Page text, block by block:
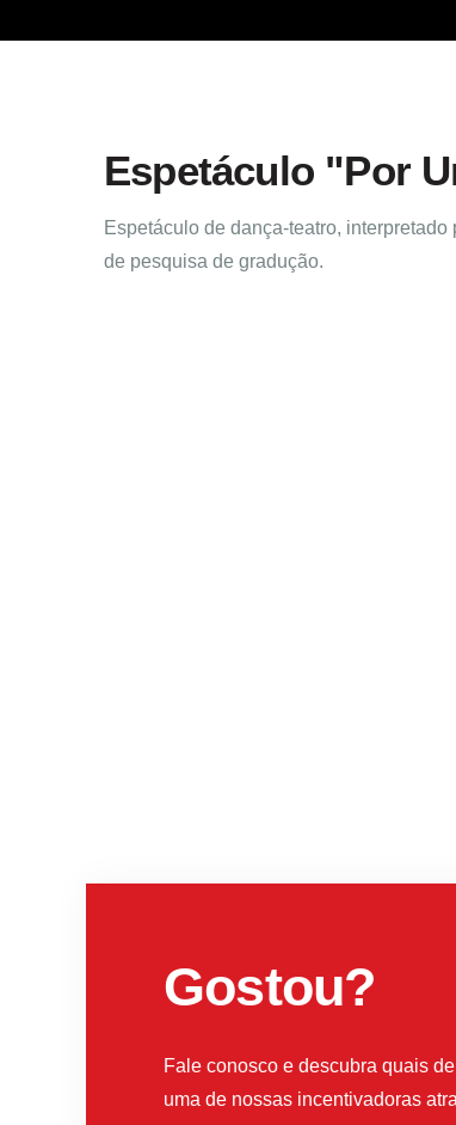
Espetáculo "Por
Espetáculo de dança-teatro,
de pesquisa de gradução.
Gostou?
Fale conosco e descubra quais
uma de nossas incentivadoras